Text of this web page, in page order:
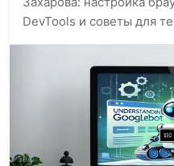
DevTools и советы для